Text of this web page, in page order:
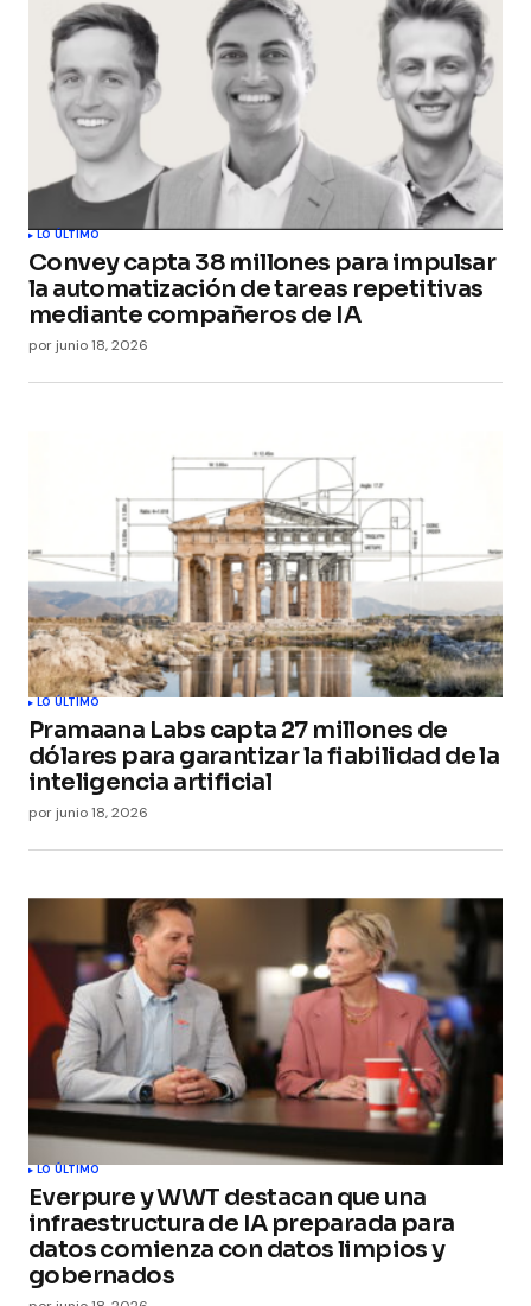
LO ÚLTIMO
Convey capta 38 millones para impulsar
la automatización de tareas repetitivas
mediante compañeros de IA
por junio 18, 2026
LO ÚLTIMO
Pramaana Labs capta 27 millones de
dólares para garantizar la fiabilidad de la
inteligencia artificial
por junio 18, 2026
LO ÚLTIMO
Everpure y WWT destacan que una
infraestructura de IA preparada para
datos comienza con datos limpios y
gobernados